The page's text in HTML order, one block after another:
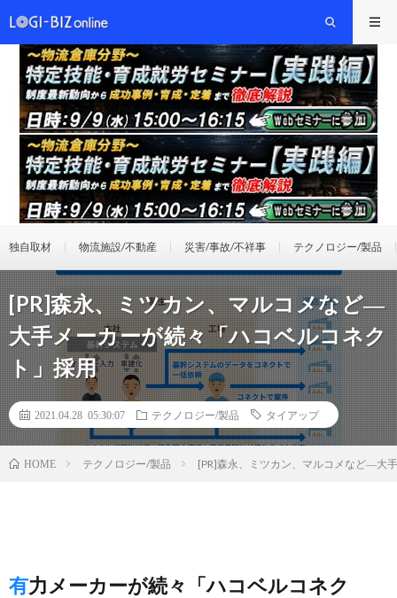
独自取材 物流施設/不動産 災害/事故/不祥事 テクノロジー/製品
[PR]森永、ミツカン、マルコメなど―
大手メーカーが続々「ハコベルコネク
ト」採用
2021.04.28 05:30:07 テクノロジー/製品 タイアップ
HOME テクノロジー/製品 [PR]森永、ミツカン、マルコメなど―大
有力メーカーが続々「ハコベルコネク